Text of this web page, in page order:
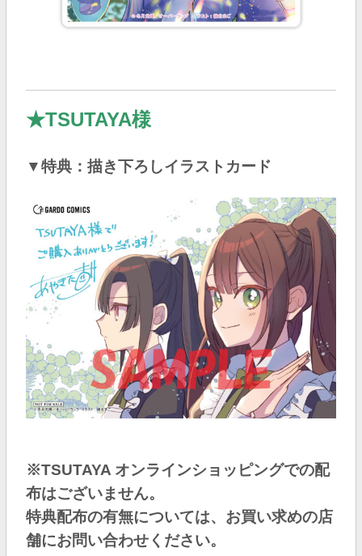
★TSUTAYA様
▼特典：描き下ろしイラストカード
※TSUTAYA オンラインショッピングでの配
布はございません。
特典配布の有無については、お買い求めの店
舗にお問い合わせください。